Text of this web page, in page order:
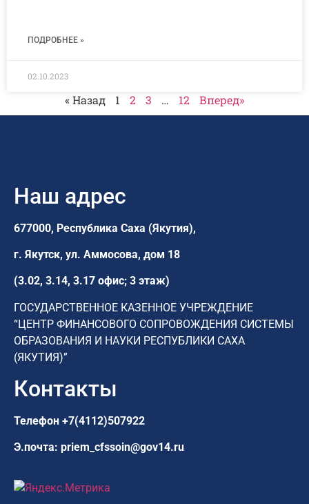
ПОДРОБНЕЕ »
02.10.2023
« Назад 1 2 3 … 12 Вперед»
Наш адрес
677000, Республика Саха (Якутия),
г. Якутск, ул. Аммосова, дом 18
(3.02, 3.14, 3.17 офис; 3 этаж)
ГОСУДАРСТВЕННОЕ КАЗЕННОЕ УЧРЕЖДЕНИЕ
“ЦЕНТР ФИНАНСОВОГО СОПРОВОЖДЕНИЯ СИСТЕМЫ
ОБРАЗОВАНИЯ И НАУКИ РЕСПУБЛИКИ САХА
(ЯКУТИЯ)”
Контакты
Телефон +7(4112)507922
Э.почта: priem_cfssoin@gov14.ru